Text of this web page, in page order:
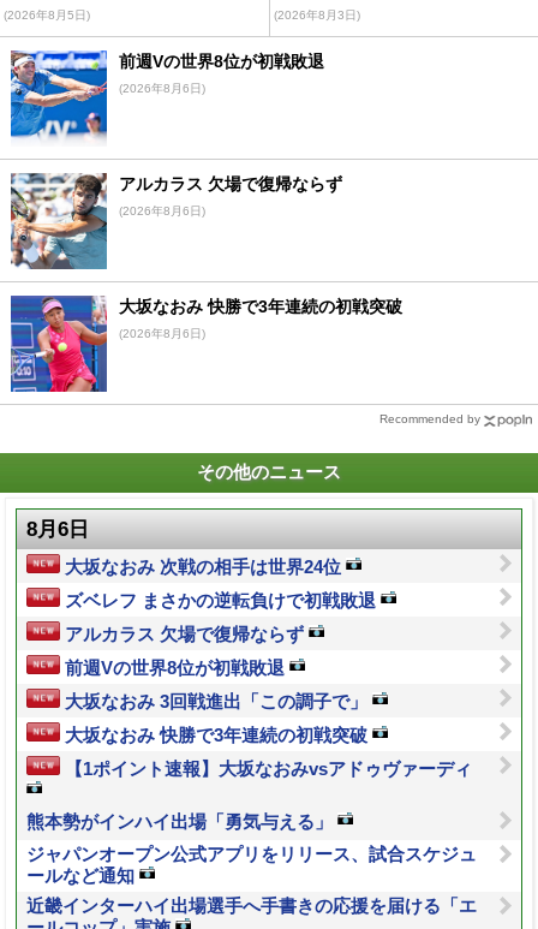
(2026年8月5日) (2026年8月3日)
前週Vの世界8位が初戦敗退
(2026年8月6日)
アルカラス 欠場で復帰ならず
(2026年8月6日)
大坂なおみ 快勝で3年連続の初戦突破
(2026年8月6日)
Recommended by
その他のニュース
8月6日
大坂なおみ 次戦の相手は世界24位
ズベレフ まさかの逆転負けで初戦敗退
アルカラス 欠場で復帰ならず
前週Vの世界8位が初戦敗退
大坂なおみ 3回戦進出「この調子で」
大坂なおみ 快勝で3年連続の初戦突破
【1ポイント速報】大坂なおみvsアドゥヴァーディ
熊本勢がインハイ出場「勇気与える」
ジャパンオープン公式アプリをリリース、試合スケジュ
ールなど通知
近畿インターハイ出場選手へ手書きの応援を届ける「エ